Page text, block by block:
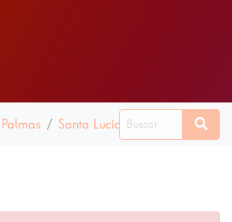
Santa Lucía de Tirajana